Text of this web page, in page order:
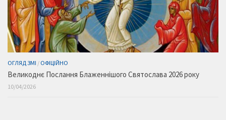
ОГЛЯД ЗМІ / ОФІЦІЙНО
Великоднє Послання Блаженнішого Святослава 2026 року
10/04/2026